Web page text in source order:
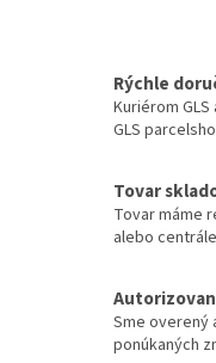
Rýchle
Kuriérom
GLS
Tovar
Tovar máme
alebo centrále
Sme overený
ponúkaných